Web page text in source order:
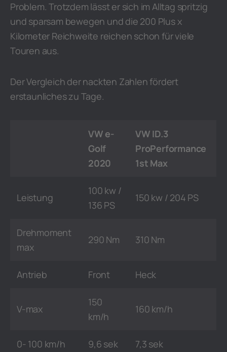
Problem. Trotzdem lässt er sich im Alltag spritzig
und sparsam bewegen und die 200 Plus x
Kilometer Reichweite reichen schon für viele
Touren aus.
Der Vergleich der nackten Zahlen fördert
erstaunliches zu Tage.
VW e-
Golf
2020
VW ID.3
ProPerformance
1st Max
Leistung
100 kw /
136 PS
150 kw / 204 PS
Drehmoment
max
290 Nm 310 Nm
Antrieb Front Heck
V-max
150
km/h
160 km/h
0- 100 km/h 9,6 sek 7,3 sek